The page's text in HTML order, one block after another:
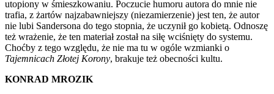
utopiony w śmieszkowaniu. Poczucie humoru autora do mnie nie
trafia, z żartów najzabawniejszy (niezamierzenie) jest ten, że autor
nie lubi Sandersona do tego stopnia, że uczynił go kobietą. Odnoszę
też wrażenie, że ten materiał został na siłę wciśnięty do systemu.
Choćby z tego względu, że nie ma tu w ogóle wzmianki o
Tajemnicach Złotej Korony, brakuje też obecności kultu.
KONRAD MROZIK